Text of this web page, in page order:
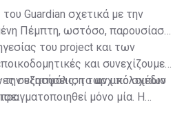
Guardian σχετικά με την
Πέμπτη, ωστόσο, παρουσίασε
του project και των
και συνεχίζουμε
την εξασφάλιση των υπόλοιπων
συζητήσεις, το αρχικό σχέδιο
μόνο μία. Η